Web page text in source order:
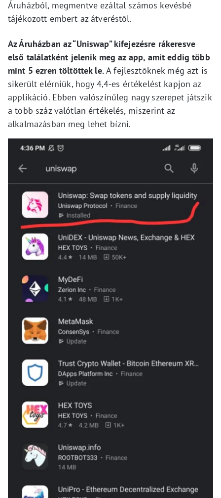
Áruházból, megmentve ezáltal számos kevésbé
tájékozott embert az átveréstől.
Az Áruházban az “Uniswap” kifejezésre rákeresve
első találatként jelenik meg az app, amit eddig több
mint 5 ezren töltöttek le.A fejlesztőknek még azt is
sikerült elérniük, hogy 4,4-es értékelést kapjon az
applikáció. Ebben valószínűleg nagy szerepet játszik
a több száz valótlan értékelés, miszerint az
alkalmazásban meg lehet bízni.